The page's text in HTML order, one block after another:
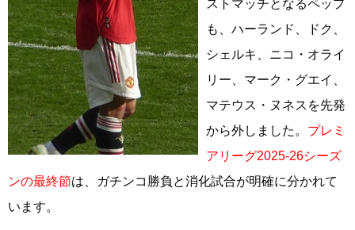
ストマッチとなるペップ
も、ハーランド、ドク、
シェルキ、ニコ・オライ
リー、マーク・グエイ、
マテウス・ヌネスを先発
から外しました。 プレミ
アリーグ2025-26シーズ
ンの最終節は、ガチンコ勝負と消化試合が明確に分かれて
います。